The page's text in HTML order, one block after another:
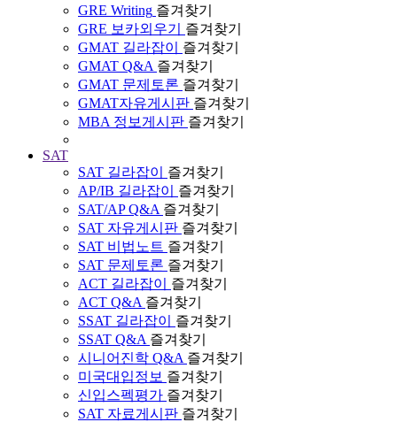
GRE Writing 즐겨찾기
GRE 보카외우기
즐겨찾기
GMAT 길라잡이
즐겨찾기
GMAT Q&A 즐겨찾기
GMAT 문제토론 즐겨찾기
GMAT자유게시판 즐겨찾기
MBA 정보게시판 즐겨찾기
SAT
SAT 길라잡이
즐겨찾기
AP/IB 길라잡이
즐겨찾기
SAT/AP Q&A 즐겨찾기
SAT 자유게시판 즐겨찾기
SAT 비법노트 즐겨찾기
SAT 문제토론 즐겨찾기
ACT 길라잡이
즐겨찾기
ACT Q&A 즐겨찾기
SSAT 길라잡이
즐겨찾기
SSAT Q&A 즐겨찾기
시니어진학 Q&A 즐겨찾기
미국대입정보 즐겨찾기
신입스펙평가 즐겨찾기
SAT 자료게시판 즐겨찾기